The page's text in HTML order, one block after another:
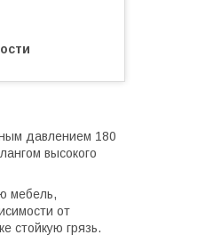
давлением 180
высокого
мебель,
от
стойкую грязь.